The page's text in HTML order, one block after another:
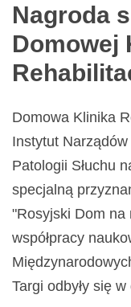
Nagroda
Domowej
Domowa Klinika
Instytut
Patologii Słuchu
specjalną
"Rosyjski Dom na
współpracy
Targi odbyły się